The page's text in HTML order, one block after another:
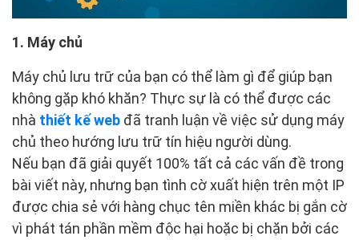
1. Máy chủ
Máy chủ lưu trữ của bạn có thể làm gì để giúp bạn
không gặp khó khăn? Thực sự là có thể được các
nhà thiết kế web đã tranh luận về việc sử dụng máy
chủ theo hướng lưu trữ tín hiệu người dùng.
Nếu bạn đã giải quyết 100% tất cả các vấn đề trong
bài viết này, nhưng bạn tình cờ xuất hiện trên một IP
được chia sẻ với hàng chục tên miền khác bị gắn cờ
vì phát tán phần mềm độc hại hoặc bị chặn bởi các